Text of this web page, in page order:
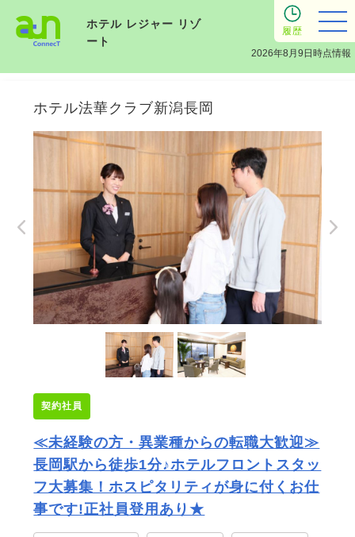
ホテル レジャー リゾ
ート
2026年8月9日時点情報
履歴
ホテル法華クラブ新潟長岡
契約社員
≪未経験の方・異業種からの転職大歓迎≫
長岡駅から徒歩1分♪ホテルフロントスタッ
フ大募集！ホスピタリティが身に付くお仕
事です!正社員登用あり★